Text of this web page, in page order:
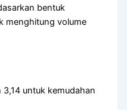
bentuk
menghitung volume
untuk kemudahan